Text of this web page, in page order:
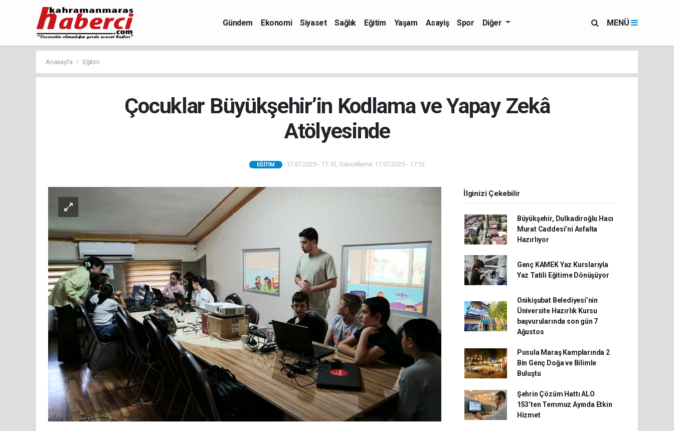
Gündem Ekonomi Siyaset Sağlık Eğitim Yaşam Asayiş Spor Diğer MENÜ
Anasayfa Eğitim
Çocuklar Büyükşehir’in Kodlama ve Yapay Zekâ
Atölyesinde
EĞITIM 17.07.2025 - 17:10, Güncelleme: 17.07.2025 - 17:12
İlginizi Çekebilir
Büyükşehir, Dulkadiroğlu Hacı
Murat Caddesi’ni Asfalta
Hazırlıyor
Genç KAMEK Yaz Kurslarıyla
Yaz Tatili Eğitime Dönüşüyor
Onikişubat Belediyesi’nin
Üniversite Hazırlık Kursu
başvurularında son gün 7
Ağustos
Pusula Maraş Kamplarında 2
Bin Genç Doğa ve Bilimle
Buluştu
Şehrin Çözüm Hattı ALO
153’ten Temmuz Ayında Etkin
Hizmet